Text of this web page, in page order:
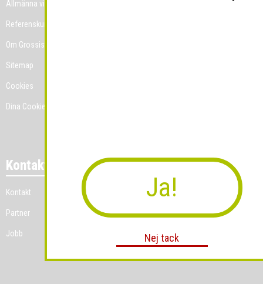
Allmänna villkor
Referenskunder
Om Grossist.se
Sitemap
Cookies
Dina Cookie-prefenser
Kontakt
Kontakt
Partner
Jobb
Ja!
Nej tack